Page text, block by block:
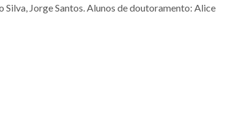
Jorge Santos. Alunos de doutoramento: Alice